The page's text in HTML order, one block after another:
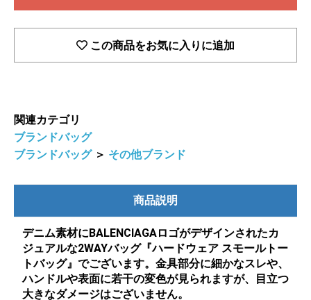
この商品をお気に入りに追加
関連カテゴリ
ブランドバッグ
ブランドバッグ ＞ その他ブランド
商品説明
デニム素材にBALENCIAGAロゴがデザインされたカ
ジュアルな2WAYバッグ『ハードウェア スモールトー
トバッグ』でございます。金具部分に細かなスレや、
ハンドルや表面に若干の変色が見られますが、目立つ
大きなダメージはございません。